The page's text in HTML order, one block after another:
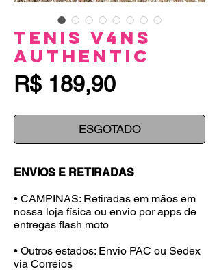
Tenis V4NS
Authentic
R$ 189,90Preço
ESGOTADO
ENVIOS E RETIRADAS
• CAMPINAS: Retiradas em mãos em
nossa loja física ou envio por apps de
entregas flash moto
• Outros estados: Envio PAC ou Sedex
via Correios